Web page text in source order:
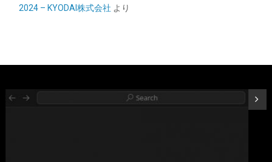
2024 – KYODAI株式会社 より